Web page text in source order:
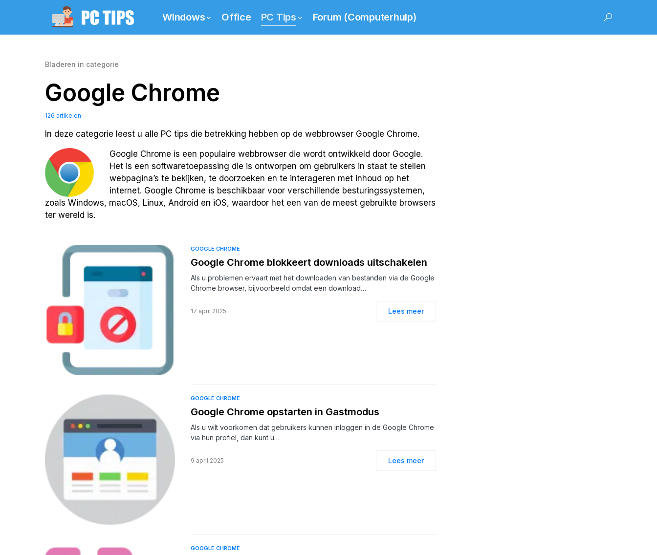
Windows Office PC Tips Forum (Computerhulp)
Bladeren in categorie
Google Chrome
126 artikelen
In deze categorie leest u alle PC tips die betrekking hebben op de webbrowser Google Chrome.
Google Chrome is een populaire webbrowser die wordt ontwikkeld door Google.
Het is een softwaretoepassing die is ontworpen om gebruikers in staat te stellen
webpagina’s te bekijken, te doorzoeken en te interageren met inhoud op het
internet. Google Chrome is beschikbaar voor verschillende besturingssystemen,
zoals Windows, macOS, Linux, Android en iOS, waardoor het een van de meest gebruikte browsers
ter wereld is.
GOOGLE CHROME
Google Chrome blokkeert downloads uitschakelen
Als u problemen ervaart met het downloaden van bestanden via de Google
Chrome browser, bijvoorbeeld omdat een download…
17 april 2025 Lees meer
GOOGLE CHROME
Google Chrome opstarten in Gastmodus
Als u wilt voorkomen dat gebruikers kunnen inloggen in de Google Chrome
via hun profiel, dan kunt u…
9 april 2025 Lees meer
GOOGLE CHROME